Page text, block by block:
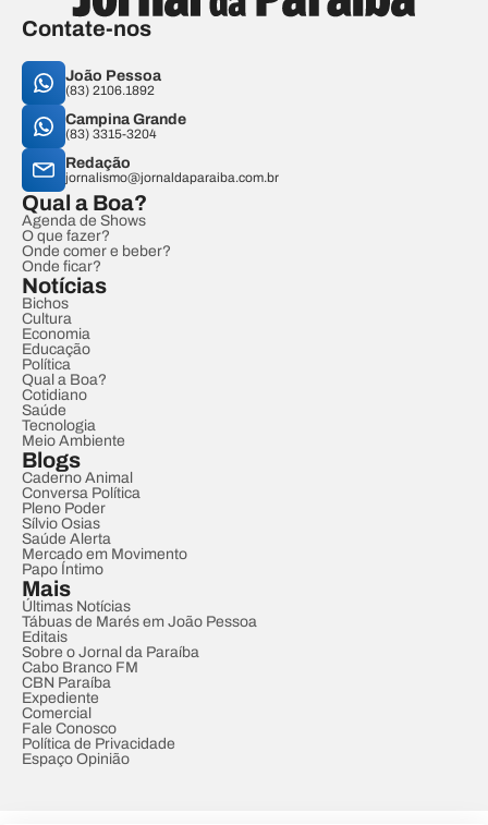
Contate-nos
João Pessoa
(83) 2106.1892
Campina Grande
(83) 3315-3204
Redação
jornalismo@jornaldaparaiba.com.br
Qual a Boa?
Agenda de Shows
O que fazer?
Onde comer e beber?
Onde ficar?
Notícias
Bichos
Cultura
Economia
Educação
Política
Qual a Boa?
Cotidiano
Saúde
Tecnologia
Meio Ambiente
Blogs
Caderno Animal
Conversa Política
Pleno Poder
Sílvio Osias
Saúde Alerta
Mercado em Movimento
Papo Íntimo
Mais
Últimas Notícias
Tábuas de Marés em João Pessoa
Editais
Sobre o Jornal da Paraíba
Cabo Branco FM
CBN Paraíba
Expediente
Comercial
Fale Conosco
Política de Privacidade
Espaço Opinião